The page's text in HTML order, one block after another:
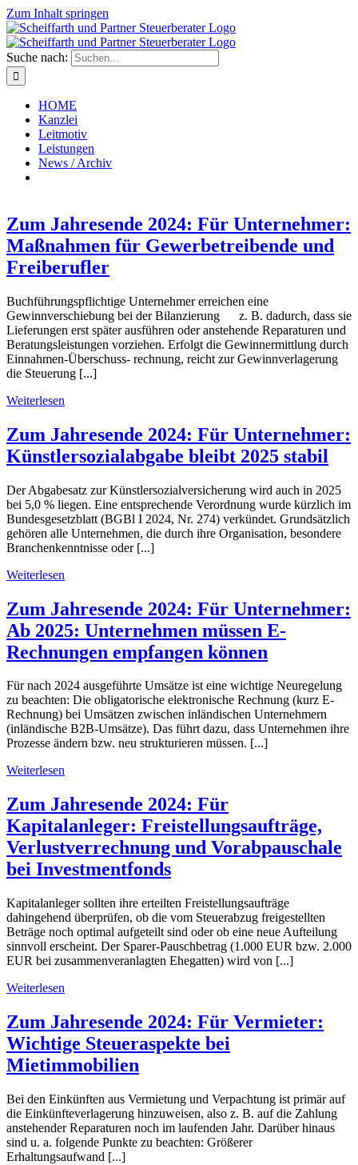
Zum Inhalt springen
Suche nach:
HOME
Kanzlei
Leitmotiv
Leistungen
News / Archiv
Zum Jahresende 2024: Für Unternehmer:
Maßnahmen für Gewerbetreibende und
Freiberufler
Buchführungspflichtige Unternehmer erreichen eine
Gewinnverschiebung bei der Bilanzierung z. B. dadurch, dass sie
Lieferungen erst später ausführen oder anstehende Reparaturen und
Beratungsleistungen vorziehen. Erfolgt die Gewinnermittlung durch
Einnahmen-Überschuss- rechnung, reicht zur Gewinnverlagerung
die Steuerung [...]
Weiterlesen
Zum Jahresende 2024: Für Unternehmer:
Künstlersozialabgabe bleibt 2025 stabil
Der Abgabesatz zur Künstlersozialversicherung wird auch in 2025
bei 5,0 % liegen. Eine entsprechende Verordnung wurde kürzlich im
Bundesgesetzblatt (BGBl I 2024, Nr. 274) verkündet. Grundsätzlich
gehören alle Unternehmen, die durch ihre Organisation, besondere
Branchenkenntnisse oder [...]
Weiterlesen
Zum Jahresende 2024: Für Unternehmer:
Ab 2025: Unternehmen müssen E-
Rechnungen empfangen können
Für nach 2024 ausgeführte Umsätze ist eine wichtige Neuregelung
zu beachten: Die obligatorische elektronische Rechnung (kurz E-
Rechnung) bei Umsätzen zwischen inländischen Unternehmern
(inländische B2B-Umsätze). Das führt dazu, dass Unternehmen ihre
Prozesse ändern bzw. neu strukturieren müssen. [...]
Weiterlesen
Zum Jahresende 2024: Für
Kapitalanleger: Freistellungsaufträge,
Verlustverrechnung und Vorabpauschale
bei Investmentfonds
Kapitalanleger sollten ihre erteilten Freistellungsaufträge
dahingehend überprüfen, ob die vom Steuerabzug freigestellten
Beträge noch optimal aufgeteilt sind oder ob eine neue Aufteilung
sinnvoll erscheint. Der Sparer-Pauschbetrag (1.000 EUR bzw. 2.000
EUR bei zusammenveranlagten Ehegatten) wird von [...]
Weiterlesen
Zum Jahresende 2024: Für Vermieter:
Wichtige Steueraspekte bei
Mietimmobilien
Bei den Einkünften aus Vermietung und Verpachtung ist primär auf
die Einkünfteverlagerung hinzuweisen, also z. B. auf die Zahlung
anstehender Reparaturen noch im laufenden Jahr. Darüber hinaus
sind u. a. folgende Punkte zu beachten: Größerer
Erhaltungsaufwand [...]